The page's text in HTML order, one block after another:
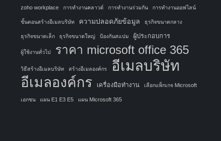
zoho workplace การทำงานคลาวด์ การทำงานร่วมกัน การทำงานออฟไลน์
ขั้นตอนสร้างอีเมลบริษัท ความปลอดภัยข้อมูล ธุรกิจขนาดกลาง
ธุรกิจขนาดเล็ก ธุรกิจขนาดใหญ่ ป้องกันสแปม ผู้ประกอบการ
ผู้ใช้งานทั่วไป ราคา microsoft office 365
วิธีสร้างอีเมลบริษัท สร้างอีเมลองค์กร อีเมลบริษัท
อีเมลองค์กร เครื่องมือทำงาน เลือกแพ็กเกจ Microsoft
เอกชน แผน E1 E3 E5 แผน Microsoft 365